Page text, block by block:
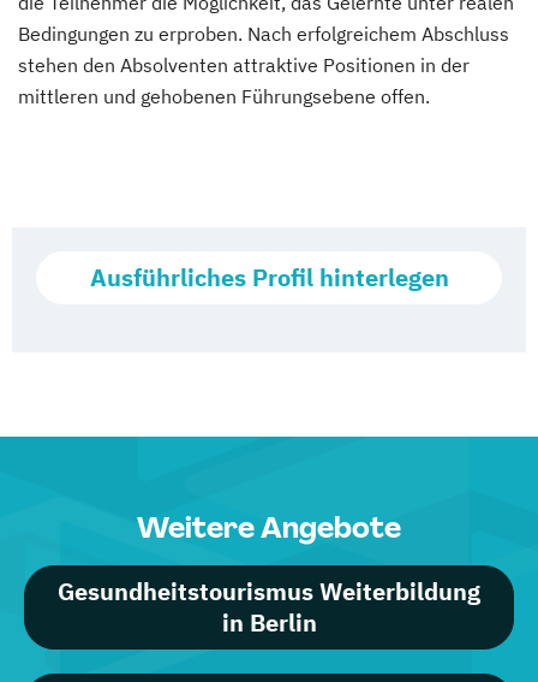
Bedingungen zu erproben. Nach erfolgreichem Abschluss
stehen den Absolventen attraktive Positionen in der
mittleren und gehobenen Führungsebene offen.
Ausführliches Profil hinterlegen
Weitere Angebote
Gesundheitstourismus Weiterbildung
in Berlin